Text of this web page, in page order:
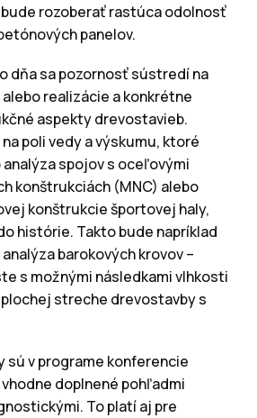
rozoberať rastúca odolnosť
panelov.
dňa sa pozornosť sústredí na
realizácie a konkrétne
aspekty drevostavieb.
poli vedy a výskumu, ktoré
spojov s oceľovými
konštrukciách (MNC) alebo
konštrukcie športovej haly,
histórie. Takto bude napríklad
barokových krovov –
s možnými následkami vlhkosti
streche drevostavby s
sú v programe konferencie
doplnené pohľadmi
To platí aj pre